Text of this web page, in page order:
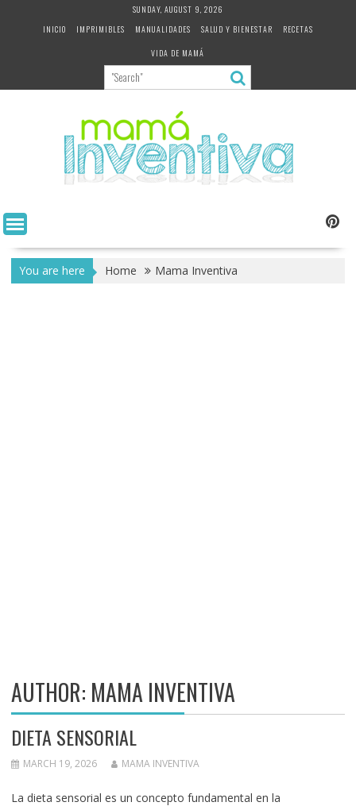
SUNDAY, AUGUST 9, 2026
INICIO
IMPRIMIBLES MANUALIDADES SALUD Y BIENESTAR
RECETAS
VIDA DE MAMÁ
You are here Home Mama Inventiva
AUTHOR: MAMA INVENTIVA
DIETA SENSORIAL
MARCH 19, 2026 MAMA INVENTIVA
La dieta sensorial es un concepto fundamental en la